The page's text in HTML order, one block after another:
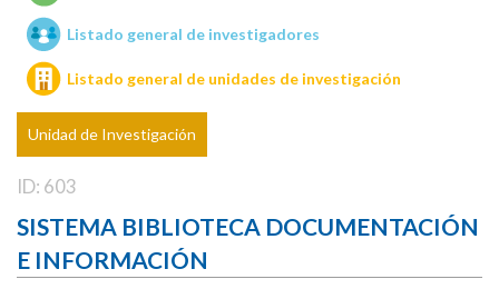
Unidades de investigación
Listado general de investigadores
Listado general de unidades de investigación
Unidad de Investigación
ID: 603
SISTEMA BIBLIOTECA DOCUMENTACIÓN
E INFORMACIÓN